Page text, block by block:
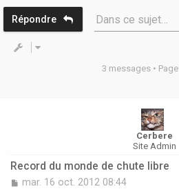
Répondre Dans ce sujet…
3 messages • Page
Cerbere
Site Admin
Record du monde de chute libre
M
mar. 16 oct. 2012 08:44